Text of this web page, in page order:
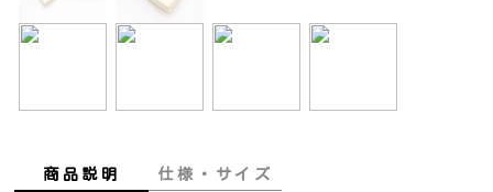
商品説明 仕様・サイズ